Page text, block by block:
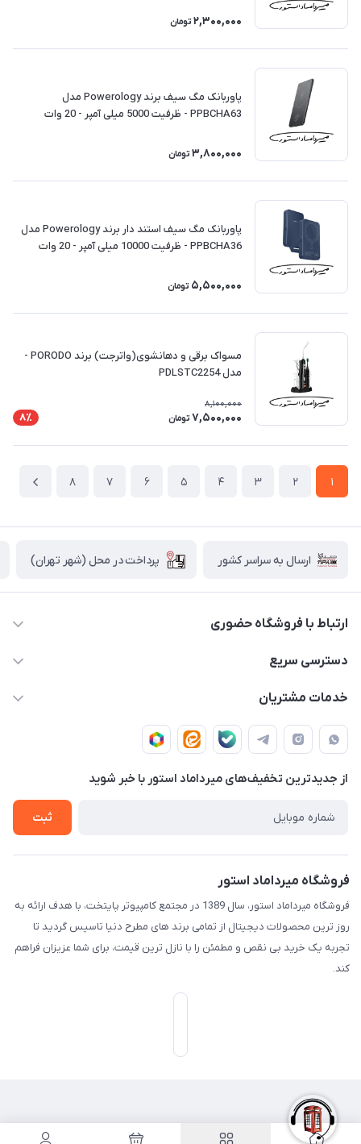
2,300,000 تومان
پاوربانک مگ سیف برند Powerology مدل
PPBCHA63 - ظرفیت 5000 میلی آمپر - 20 وات
3,800,000 تومان
پاوربانک مگ سیف استند دار برند Powerology مدل
PPBCHA36 - ظرفیت 10000 میلی آمپر - 20 وات
5,500,000 تومان
مسواک برقی و دهانشوی(واترجت) برند PORODO -
مدل PDLSTC2254
8,100,000
7,500,000 تومان 8٪
1
2
3
4
5
6
7
8
ارسال به سراسر کشور پرداخت در محل (شهر تهران)
ارتباط با فروشگاه حضوری
02188874370 - 02188874371
پایتخت - طبقه اول - واحد 172
دسترسی سریع
صـفـحـه اصـلـی
دربـاره مـیـردامـاد اسـتـور
خدمات مشتریان
قـوانـیـن و مـقـررات
روش هـای پـرداخـت
تـیـکـت بـه پـشـتـیـبـانـی
از جدید‌ترین تخفیف‌های میرداماد استور با‌ خبر شوید
ثبت
فروشگاه میرداماد استور
فروشگاه میرداماد استور، سال 1389 در مجتمع کامپیوتر پایتخت، با هدف ارائه به
روز ترین محصولات دیجیتال از تمامی برند های مطرح دنیا تاسیس گردید تا
تجربه یک خرید بی نقص و مطمئن را با نازل ترین قیمت، برای شما عزیزان فراهم
کند.